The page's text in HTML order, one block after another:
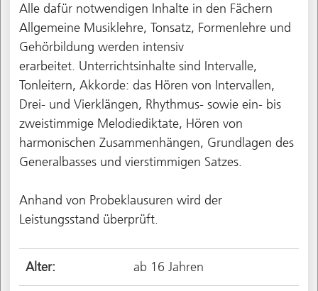
Alle dafür notwendigen Inhalte in den Fächern
Allgemeine Musiklehre, Tonsatz, Formenlehre und
Gehörbildung werden intensiv
erarbeitet. Unterrichtsinhalte sind Intervalle,
Tonleitern, Akkorde: das Hören von Intervallen,
Drei- und Vierklängen, Rhythmus- sowie ein- bis
zweistimmige Melodiediktate, Hören von
harmonischen Zusammenhängen, Grundlagen des
Generalbasses und vierstimmigen Satzes.
Anhand von Probeklausuren wird der
Leistungsstand überprüft.
Alter: ab 16 Jahren